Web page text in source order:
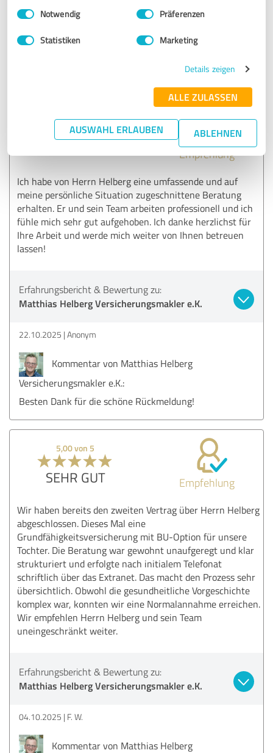
Impressum Datenschutzbestimmungen
Einwilligungsauswahl
Notwendig Präferenzen
Statistiken Marketing
Details zeigen
ALLE ZULASSEN
AUSWAHL ERLAUBEN ABLEHNEN
Kommentar von Matthias Helberg
Versicherungsmakler e.K.:
Ziel: Schutz, auf den man sich verlassen kann.
5,00 von 5
Empfehlung
Ich habe von Herrn Helberg eine umfassende und auf
meine persönliche Situation zugeschnittene Beratung
erhalten. Er und sein Team arbeiten professionell und ich
fühle mich sehr gut aufgehoben. Ich danke herzlichst für
Ihre Arbeit und werde mich weiter von Ihnen betreuen
lassen!
Erfahrungsbericht & Bewertung zu:
Matthias Helberg Versicherungsmakler e.K.
22.10.2025 Anonym
Kommentar von Matthias Helberg
Versicherungsmakler e.K.:
Besten Dank für die schöne Rückmeldung!
5,00 von 5
SEHR GUT Empfehlung
Wir haben bereits den zweiten Vertrag über Herrn Helberg
abgeschlossen. Dieses Mal eine
Grundfähigkeitsversicherung mit BU-Option für unsere
Tochter. Die Beratung war gewohnt unaufgeregt und klar
strukturiert und erfolgte nach initialem Telefonat
schriftlich über das Extranet. Das macht den Prozess sehr
übersichtlich. Obwohl die gesundheitliche Vorgeschichte
komplex war, konnten wir eine Normalannahme erreichen.
Wir empfehlen Herrn Helberg und sein Team
uneingeschränkt weiter.
Erfahrungsbericht & Bewertung zu:
Matthias Helberg Versicherungsmakler e.K.
04.10.2025 F. W.
Kommentar von Matthias Helberg